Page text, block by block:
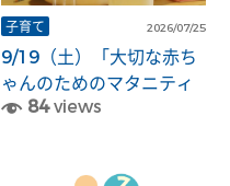
子育て 2026/07/25
9/19（土）「大切な赤ち
ゃんのためのマタニティ
サロン ～沐浴体験～」
84views